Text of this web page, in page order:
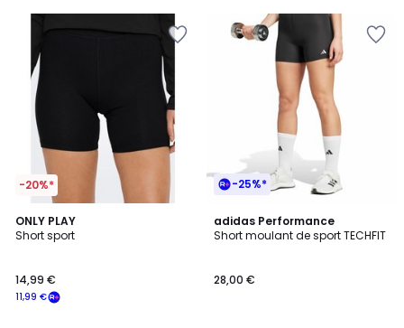
-20%*
ONLY PLAY
Short sport
11,99 €
14,99 €
4,5
/ 5
-25%*
adidas Performance
Short moulant de sport TECHFIT
28,00 €
4,5
/ 5